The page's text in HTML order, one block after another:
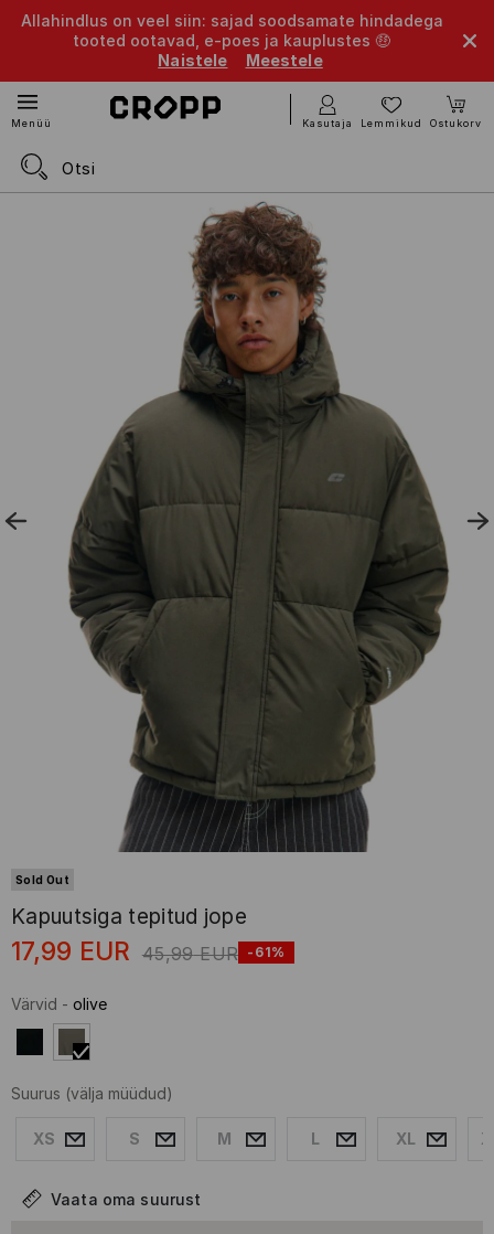
Allahindlus on veel siin: sajad soodsamate hindadega
tooted ootavad, e-poes ja kauplustes 🤑
Naistele
Meestele
Menüü Kasutaja Lemmikud Ostukorv
Sold Out
Kapuutsiga tepitud jope
17,99 EUR 45,99 EUR -61%
Värvid - olive
Suurus (välja müüdud)
XS S M L XL
Vaata oma suurust